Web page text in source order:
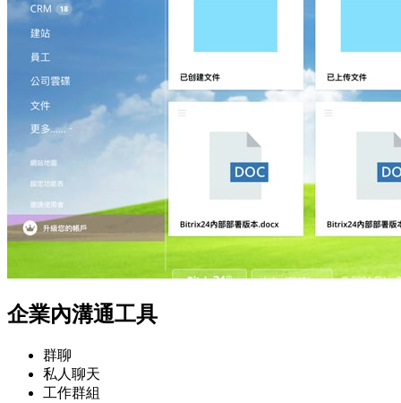
企業內溝通工具
群聊
私人聊天
工作群組